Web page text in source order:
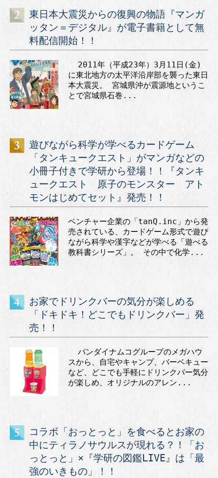
東日本大震災からの復興の物語『マンガ
ッタン＝デジタル』が電子書籍として無
料配信開始！！
2011年（平成23年）3月11日(金)
に東北地方の太平洋沿岸部を襲った東日
本大震災。 宮城県沖が震源地というこ
とで宮城県石巻...
遊びながら科学が学べるカードゲーム
「タンキュークエスト」がマンガなどの
小冊子付きで学研から登場！！『タンキ
ュークエスト 原子のモンスター アト
モンはじめてセット』発売！！
ベンチャー企業の「tanQ.inc」から発
売されている、カードゲーム形式で遊び
ながら科学や漢字などが学べる「遊べる
教科書シリーズ」。 その中で化学...
お家でドリンクバーの気分が楽しめる
「ドキドキ！どこでもドリンクバー」発
売！！
バンダイナムコグループのメガハウ
スから、自宅やキャンプ、バーベキュー
など、どこでも手軽にドリンクバー気分
が楽しめ、オリジナルのアレン...
コラボ「おっとっと」を食べるとお家の
中にティラノサウルスが現れる？！「お
っとっと」×『学研の図鑑LIVE』は「最
強のいきもの」！！